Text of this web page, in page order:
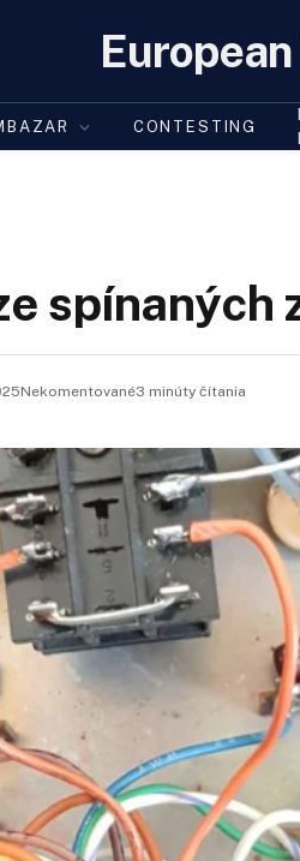
CONTESTING
spínaných
Nekomentované3 minúty čítania